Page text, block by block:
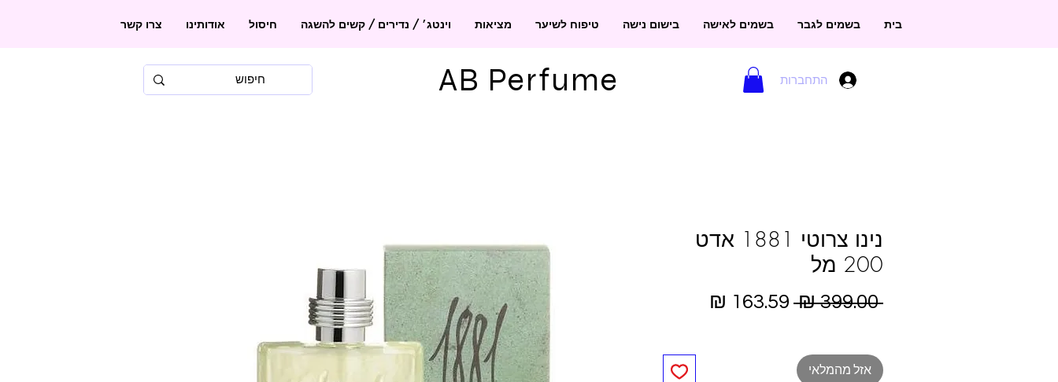
בית בשמים לגבר בשמים לאישה בישום נישה טיפוח לשיער מציאות וינטג׳ / נדירים / קשים להשגה חיסול אודותינו צרו קשר
AB Perfume התחברות
נינו צרוטי 1881 אדט
200 מל
‏399.00 ‏₪
מחיר
אזל מהמלאי